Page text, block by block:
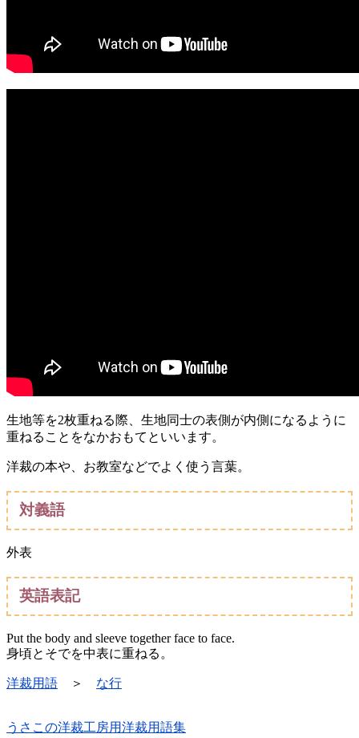
生地等を2枚重ねる際、生地同士の表側が内側になるように
重ねることをなかおもてといいます。
洋裁の本や、お教室などでよく使う言葉。
対義語
外表
英語表記
Put the body and sleeve together face to face.
身頃とそでを中表に重ねる。
洋裁用語 ＞ な行
うさこの洋裁工房用洋裁用語集